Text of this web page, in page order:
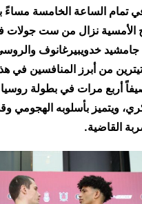
تمام الساعة الخامسة
الأمسية نزال من ست جولات
جامشيد خدويبيرغانوف
تيترين من أبرز المنافسين في
أربع مرات في بطولة
ويتميز بأسلوبه الهجومي
القاضية.